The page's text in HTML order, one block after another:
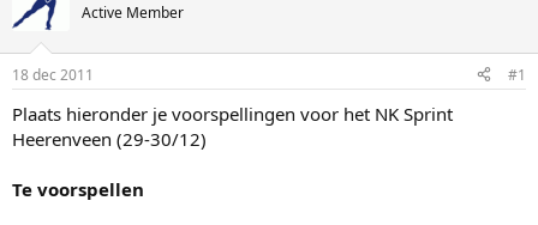
t
r
t
r
a
u
Active Member
18 dec 2011 #1
Plaats hieronder je voorspellingen voor het NK Sprint
Heerenveen (29-30/12)
Te voorspellen